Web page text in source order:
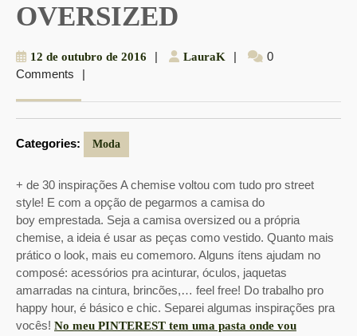
OVERSIZED
12 de outubro de 2016 12| LauraK LauraK
|
0
Comments
|
Categories: Moda
+ de 30 inspirações A chemise voltou com tudo pro street
style! E com a opção de pegarmos a camisa do
boy emprestada. Seja a camisa oversized ou a própria
chemise, a ideia é usar as peças como vestido. Quanto mais
prático o look, mais eu comemoro. Alguns ítens ajudam no
composé: acessórios pra acinturar, óculos, jaquetas
amarradas na cintura, brincões,… feel free! Do trabalho pro
happy hour, é básico e chic. Separei algumas inspirações pra
vocês! No meu PINTEREST tem uma pasta onde vou